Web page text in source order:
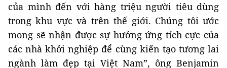
của mình đến với hàng triệu người tiêu dùng
trong khu vực và trên thế giới. Chúng tôi ước
mong sẽ nhận được sự hưởng ứng tích cực của
các nhà khởi nghiệp để cùng kiến tạo tương lai
ngành làm đẹp tại Việt Nam”, ông Benjamin